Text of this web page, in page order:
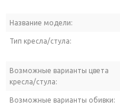
Название модели:
Тип кресла/стула:
Возможные варианты цвета
кресла/стула:
Возможные варианты обивки: